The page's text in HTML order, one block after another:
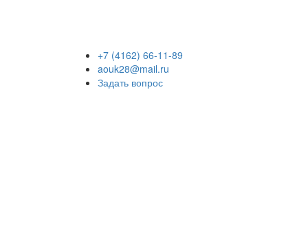
+7 (4162) 66-11-89
aouk28@mail.ru
Задать вопрос